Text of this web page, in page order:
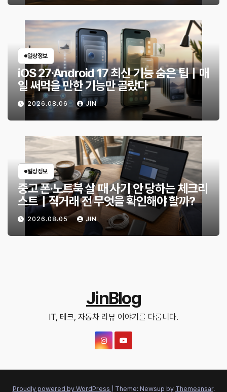
일상정보
iOS 27·Android 17 최신 기능 숨은 팁｜매
일 써먹을 만한 기능만 골랐다
2026.08.06 JIN
일상정보
중고 폰·노트북 살 때 사기 안 당하는 체크리
스트｜직거래 전 무엇을 확인해야 할까?
2026.08.05 JIN
JinBlog
IT, 테크, 자동차 리뷰 이야기를 다룹니다.
Proudly powered by WordPress Theme: Newsup by Themeansar.